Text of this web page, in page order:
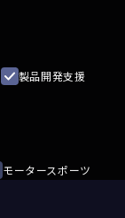
製品開発支援
モータースポーツ